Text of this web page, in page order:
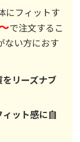
にフィットす
で注文するこ
ない方におす
リーズナブ
ット感に自